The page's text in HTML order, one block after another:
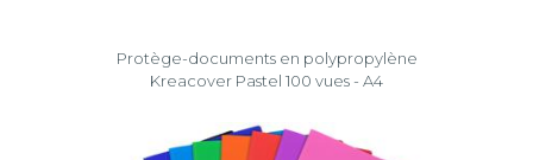
Protège-documents en polypropylène
Kreacover Pastel 100 vues - A4